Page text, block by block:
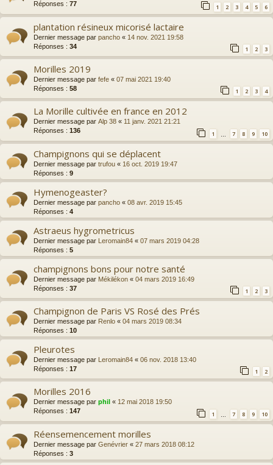
Réponses : 77 1 2 3 4 5 6
plantation résineux micorisé lactaire
Dernier message par pancho « 14 nov. 2021 19:58
Réponses : 34 1 2 3
Morilles 2019
Dernier message par fefe « 07 mai 2021 19:40
Réponses : 58 1 2 3 4
La Morille cultivée en france en 2012
Dernier message par Alp 38 « 11 janv. 2021 21:21
Réponses : 136 1 7 8 9 10
Champignons qui se déplacent
Dernier message par trufou « 16 oct. 2019 19:47
Réponses : 9
Hymenogeaster?
Dernier message par pancho « 08 avr. 2019 15:45
Réponses : 4
Astraeus hygrometricus
Dernier message par Leromain84 « 07 mars 2019 04:28
Réponses : 5
champignons bons pour notre santé
Dernier message par Mékilékon « 04 mars 2019 16:49
Réponses : 37 1 2 3
Champignon de Paris VS Rosé des Prés
Dernier message par Renlo « 04 mars 2019 08:34
Réponses : 10
Pleurotes
Dernier message par Leromain84 « 06 nov. 2018 13:40
Réponses : 17 1 2
Morilles 2016
Dernier message par phil « 12 mai 2018 19:50
Réponses : 147 1 7 8 9 10
Réensemencement morilles
Dernier message par Genévrier « 27 mars 2018 08:12
Réponses : 3